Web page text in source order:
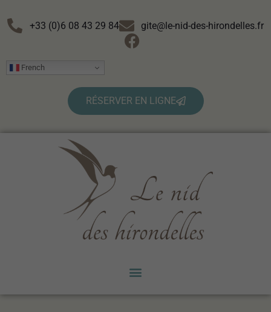
+33 (0)6 08 43 29 84 gite@le-nid-des-hirondelles.fr
French
RÉSERVER EN LIGNE